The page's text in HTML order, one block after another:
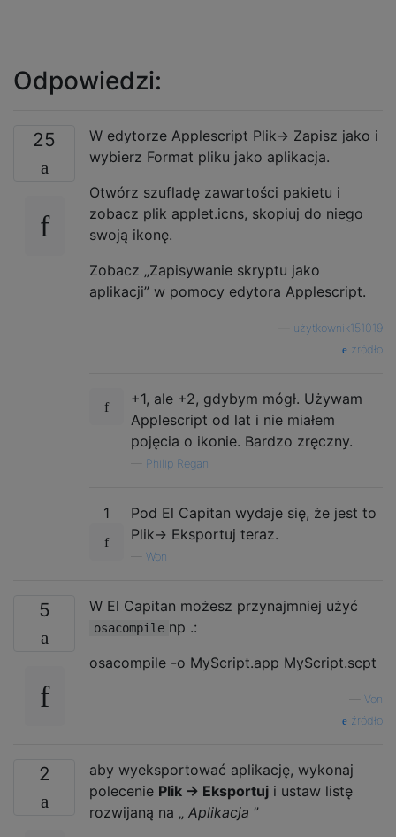
Odpowiedzi:
25
W edytorze Applescript Plik-> Zapisz jako i
wybierz Format pliku jako aplikacja.
Otwórz szufladę zawartości pakietu i
zobacz plik applet.icns, skopiuj do niego
swoją ikonę.
Zobacz „Zapisywanie skryptu jako
aplikacji” w pomocy edytora Applescript.
użytkownik151019
źródło
+1, ale +2, gdybym mógł. Używam
Applescript od lat i nie miałem
pojęcia o ikonie. Bardzo zręczny.
Philip Regan
1
Pod El Capitan wydaje się, że jest to
Plik-> Eksportuj teraz.
Won
5 W El Capitan możesz przynajmniej użyć
osacompile np .:
osacompile -o MyScript.app MyScript.scpt
Von
źródło
2
aby wyeksportować aplikację, wykonaj
polecenie Plik -> Eksportuj i ustaw listę
rozwijaną na „ Aplikacja ”